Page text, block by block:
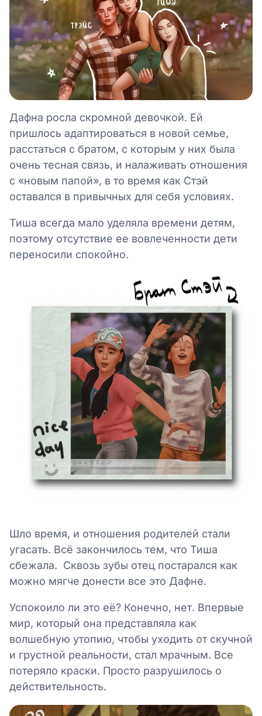
Дафна росла скромной девочкой. Ей
пришлось адаптироваться в новой семье,
расстаться с братом, с которым у них была
очень тесная связь, и налаживать отношения
с «новым папой», в то время как Стэй
оставался в привычных для себя условиях.
Тиша всегда мало уделяла времени детям,
поэтому отсутствие ее вовлеченности дети
переносили спокойно.
Шло время, и отношения родителей стали
угасать. Всё закончилось тем, что Тиша
сбежала. Сквозь зубы отец постарался как
можно мягче донести все это Дафне.
Успокоило ли это её? Конечно, нет. Впервые
мир, который она представляла как
волшебную утопию, чтобы уходить от скучной
и грустной реальности, стал мрачным. Все
потеряло краски. Просто разрушилось о
действительность.